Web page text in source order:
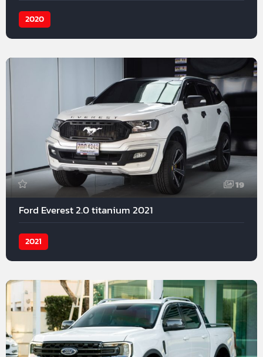
2020
19
Ford Everest 2.0 titanium 2021
2021